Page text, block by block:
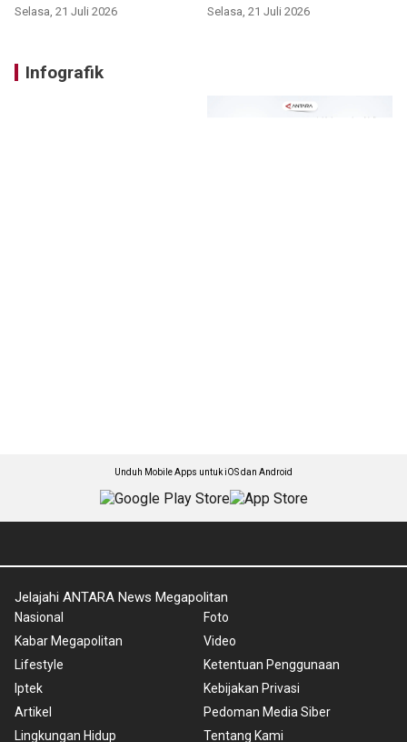
Selasa, 21 Juli 2026 Selasa, 21 Juli 2026
Infografik
Unduh Mobile Apps untuk iOS dan Android
Jelajahi ANTARA News Megapolitan
Nasional
Kabar Megapolitan
Lifestyle
Iptek
Artikel
Lingkungan Hidup
Foto
Video
Ketentuan Penggunaan
Kebijakan Privasi
Pedoman Media Siber
Tentang Kami